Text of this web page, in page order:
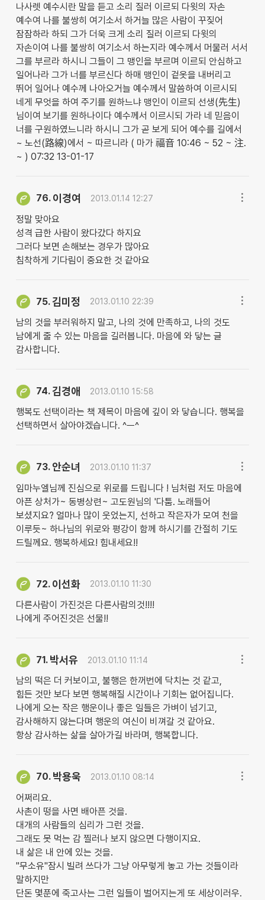
나사렛 예수시란 말을 듣고 소리 질러 이르되 다윗의 자손
예수여 나를 불쌍히 여기소서 하거늘 많은 사람이 꾸짖어
잠잠하라 하되 그가 더욱 크게 소리 질러 이르되 다윗의
자손이여 나를 불쌍히 여기소서 하는지라 예수께서 머물러 서서
그를 부르라 하시니 그들이 그 맹인을 부르며 이르되 안심하고
일어나라 그가 너를 부르신다 하매 맹인이 겉옷을 내버리고
뛰어 일어나 예수께 나아오거늘 예수께서 말씀하여 이르시되
네게 무엇을 하여 주기를 원하느냐 맹인이 이르되 선생(先生)
님이여 보기를 원하나이다 예수께서 이르시되 가라 네 믿음이
너를 구원하였느니라 하시니 그가 곧 보게 되어 예수를 길에서
~ 노선(路線)에서 ~ 따르니라 ( 마가 福音 10:46 ~ 52 ~ 注.
~ ) 07:32 13-01-17
76. 이경여 2013.01.14 12:27
정말 맞아요
성격 급한 사람이 왔다갔다 하지요
그러다 보면 손해보는 경우가 많아요
침착하게 기다림이 중요한 것 같아요
75.김미정 2013.01.10 22:39
남의 것을 부러워하지 말고, 나의 것에 만족하고, 나의 것도
남에게 줄 수 있는 마음을 길러봅니다. 마음에 와 닿는 글
감사합니다.
74.김경애 2013.01.10 15:58
행복도 선택이라는 책 제목이 마음에 깊이 와 닿습니다. 행복을
선택하면서 살아야겠습니다. ^ㅡ^
73.안순녀 2013.01.10 11:37
임마누엘님께 진심으로 위로를 드립니다 ! 님처럼 저도 마음에
아픈 상처가~ 동병상련~ 고도원님의 '다툼. 노래들어
보셨지요? 얼마나 많이 웃었는지, 선하고 작은자가 모여 천을
이루듯~ 하나님의 위로와 평강이 함께 하시기를 간절히 기도
드릴께요. 행복하세요! 힘내세요!!
72. 이선화 2013.01.10 11:30
다른사람이 가진것은 다른사람의것!!!!
나에게 주어진것은 선물!!
71. 박서유 2013.01.10 11:14
남의 떡은 더 커보이고, 불행은 한꺼번에 닥치는 것 같고,
힘든 것만 보다 보면 행복해질 시간이나 기회는 없어집니다.
나에게 오는 작은 행운이나 좋은 일들은 가벼이 넘기고,
감사해하지 않는다며 행운의 여신이 비껴갈 것 같아요.
항상 감사하는 삶을 살아가길 바라며, 행복합니다.
70. 박용욱 2013.01.10 08:14
어쩌리요.
사촌이 떵을 사면 배아픈 것을.
대개의 사람들의 심리가 그런 것을.
그래도 못 먹는 감 찔러나 보지 않으면 다행이지요.
내 삶은 내 안에 있는 것을.
"무소유"잠시 빌려 쓰다가 그냥 아무렇게 놓고 가는 것들이라
말하지만
단돈 몇푼에 죽고사는 그런 일들이 벌어지는게 또 세상이러우.